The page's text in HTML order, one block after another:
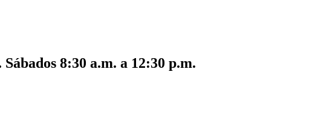
8:30 a.m. a 12:30 p.m.